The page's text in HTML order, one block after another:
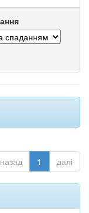
назад 1 далі